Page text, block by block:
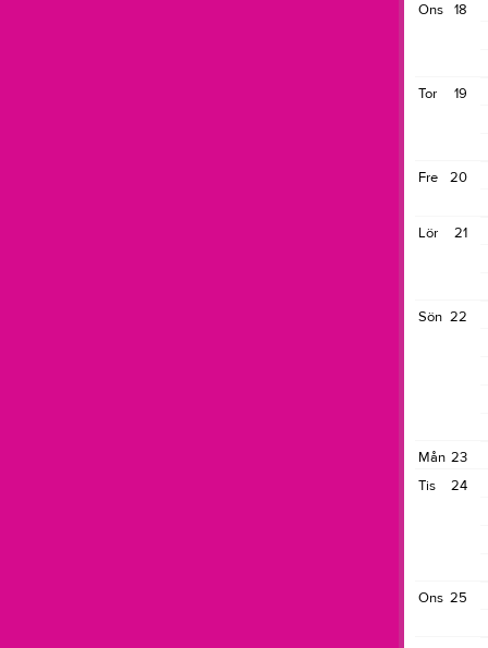
18
Ons
19
Tor
20
Fre
21
Lör
22
Sön
23
Mån
24
Tis
25
Ons